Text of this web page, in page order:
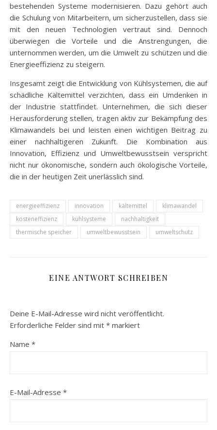
bestehenden Systeme modernisieren. Dazu gehört auch
die Schulung von Mitarbeitern, um sicherzustellen, dass sie
mit den neuen Technologien vertraut sind. Dennoch
überwiegen die Vorteile und die Anstrengungen, die
unternommen werden, um die Umwelt zu schützen und die
Energieeffizienz zu steigern.
Insgesamt zeigt die Entwicklung von Kühlsystemen, die auf
schädliche Kältemittel verzichten, dass ein Umdenken in
der Industrie stattfindet. Unternehmen, die sich dieser
Herausforderung stellen, tragen aktiv zur Bekämpfung des
Klimawandels bei und leisten einen wichtigen Beitrag zu
einer nachhaltigeren Zukunft. Die Kombination aus
Innovation, Effizienz und Umweltbewusstsein verspricht
nicht nur ökonomische, sondern auch ökologische Vorteile,
die in der heutigen Zeit unerlässlich sind.
energieeffizienz innovation kältemittel
klimawandel
kosteneffizienz
kühlsysteme
nachhaltigkeit
thermische speicher
umweltbewusstsein umweltschutz
EINE ANTWORT SCHREIBEN
Deine E-Mail-Adresse wird nicht veröffentlicht.
Erforderliche Felder sind mit * markiert
Name *
E-Mail-Adresse *